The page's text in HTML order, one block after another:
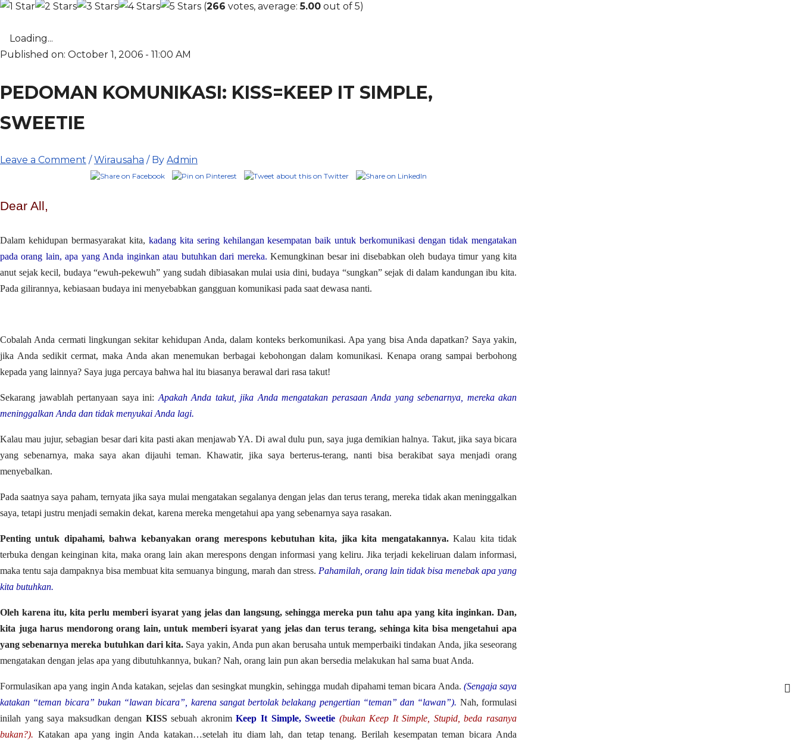
(266 votes, average:5.00 out of 5)
Loading...
Published on: October 1, 2006 - 11:00 AM
PEDOMAN KOMUNIKASI: KISS=KEEP IT SIMPLE,
SWEETIE
Leave a Comment /Wirausaha / By Admin
Dear All,
Dalam kehidupan bermasyarakat kita, kadang kita sering kehilangan kesempatan baik untuk berkomunikasi dengan tidak mengatakan
pada orang lain, apa yang Anda inginkan atau butuhkan dari mereka. Kemungkinan besar ini disebabkan oleh budaya timur yang kita
anut sejak kecil, budaya “ewuh-pekewuh” yang sudah dibiasakan mulai usia dini, budaya “sungkan” sejak di dalam kandungan ibu kita.
Pada gilirannya, kebiasaan budaya ini menyebabkan gangguan komunikasi pada saat dewasa nanti.
Cobalah Anda cermati lingkungan sekitar kehidupan Anda, dalam konteks berkomunikasi. Apa yang bisa Anda dapatkan? Saya yakin,
jika Anda sedikit cermat, maka Anda akan menemukan berbagai kebohongan dalam komunikasi. Kenapa orang sampai berbohong
kepada yang lainnya? Saya juga percaya bahwa hal itu biasanya berawal dari rasa takut!
Sekarang jawablah pertanyaan saya ini: Apakah Anda takut, jika Anda mengatakan perasaan Anda yang sebenarnya, mereka akan
meninggalkan Anda dan tidak menyukai Anda lagi.
Kalau mau jujur, sebagian besar dari kita pasti akan menjawab YA. Di awal dulu pun, saya juga demikian halnya. Takut, jika saya bicara
yang sebenarnya, maka saya akan dijauhi teman. Khawatir, jika saya berterus-terang, nanti bisa berakibat saya menjadi orang
menyebalkan.
Pada saatnya saya paham, ternyata jika saya mulai mengatakan segalanya dengan jelas dan terus terang, mereka tidak akan meninggalkan
saya, tetapi justru menjadi semakin dekat, karena mereka mengetahui apa yang sebenarnya saya rasakan.
Penting untuk dipahami, bahwa kebanyakan orang merespons kebutuhan kita, jika kita mengatakannya.Kalau kita tidak
terbuka dengan keinginan kita, maka orang lain akan merespons dengan informasi yang keliru. Jika terjadi kekeliruan dalam informasi,
maka tentu saja dampaknya bisa membuat kita semuanya bingung, marah dan stress. Pahamilah, orang lain tidak bisa menebak apa yang
kita butuhkan.
Oleh karena itu, kita perlu memberi isyarat yang jelas dan langsung, sehingga mereka pun tahu apa yang kita inginkan. Dan,
kita juga harus mendorong orang lain, untuk memberi isyarat yang jelas dan terus terang, sehinga kita bisa mengetahui apa
yang sebenarnya mereka butuhkan dari kita. Saya yakin, Anda pun akan berusaha untuk memperbaiki tindakan Anda, jika seseorang
mengatakan dengan jelas apa yang dibutuhkannya, bukan? Nah, orang lain pun akan bersedia melakukan hal sama buat Anda.
Formulasikan apa yang ingin Anda katakan, sejelas dan sesingkat mungkin, sehingga mudah dipahami teman bicara Anda. (Sengaja saya
katakan “teman bicara” bukan “lawan bicara”, karena sangat bertolak belakang pengertian “teman” dan “lawan”). Nah, formulasi
inilah yang saya maksudkan dengan KISSsebuah akronimKeep It Simple, Sweetie (bukan Keep It Simple, Stupid, beda rasanya
bukan?). Katakan apa yang ingin Anda katakan…setelah itu diam lah, dan tetap tenang. Berilah kesempatan teman bicara Anda